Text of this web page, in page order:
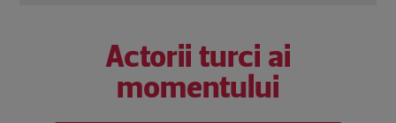
Actorii turci ai
momentului